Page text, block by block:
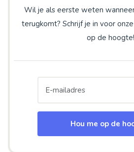
Wil je als eerste weten
terugkomt? Schrijf je in voor
op de hoogte!
Hou me op de